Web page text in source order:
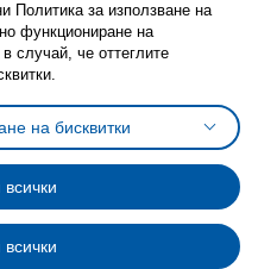
бисквитки (Cookies)
на бисквитки
политика за личните данни
данни на ikea.bg
IKEA Family
на програма IKEA Family
Политика за използване на
функциониране на
случай, че оттеглите
на бисквитки